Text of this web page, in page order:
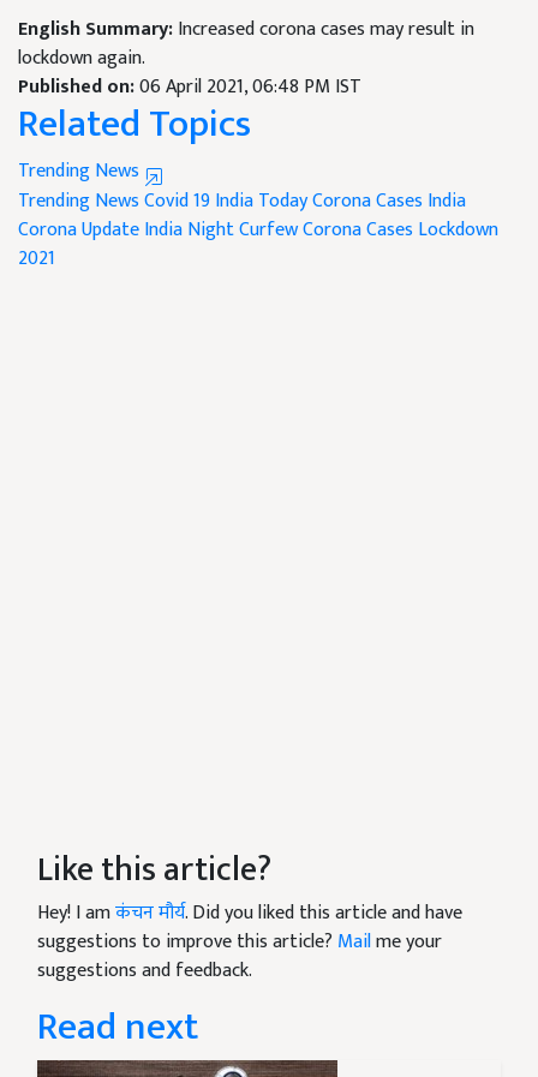
English Summary:Increased corona cases may result in
lockdown again.
Published on:06 April 2021, 06:48 PM IST
Related Topics
Trending News
Trending NewsCovid 19 IndiaToday Corona Cases India
Corona Update IndiaNight CurfewCorona Cases Lockdown
2021
Like this article?
Hey! I amकंचन मौर्य. Did you liked this article and have
suggestions to improve this article? Mailme your
suggestions and feedback.
Read next